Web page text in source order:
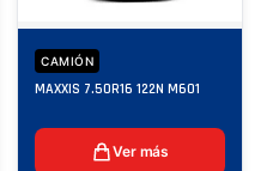
CAMIÓN
MAXXIS 7.50R16 122N M601
Ver más